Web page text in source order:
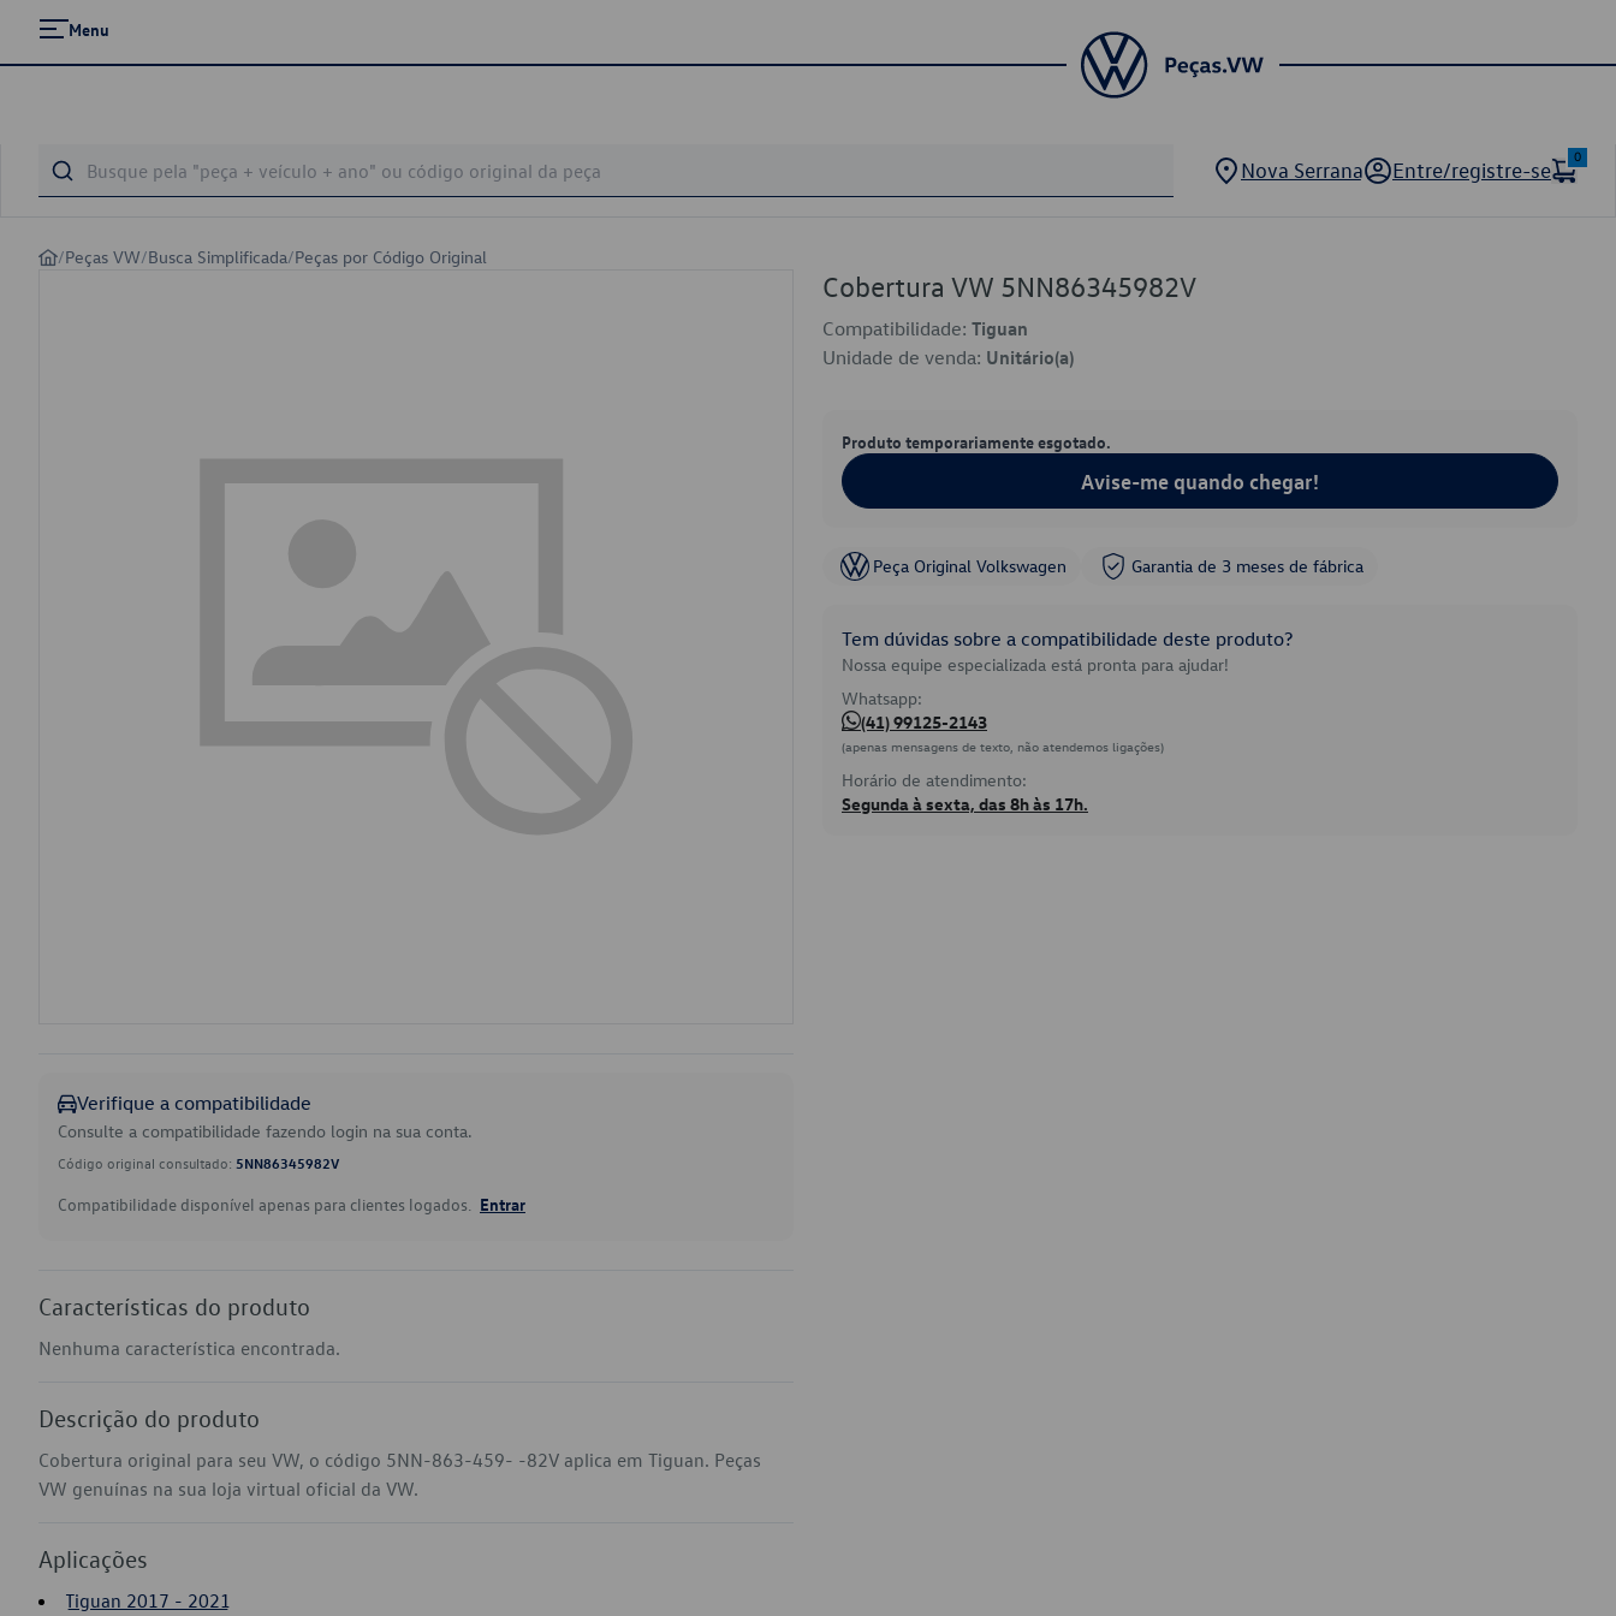
Menu
Nova Serrana Entre/registre-se
0
/Peças VW/Busca Simplificada/Peças por Código Original
Verifique a compatibilidade
Consulte a compatibilidade fazendo login na sua conta.
Código original consultado: 5NN86345982V
Compatibilidade disponível apenas para clientes logados. Entrar
Características do produto
Nenhuma característica encontrada.
Descrição do produto
Cobertura original para seu VW, o código 5NN-863-459- -82V aplica em Tiguan. Peças
VW genuínas na sua loja virtual oficial da VW.
Aplicações
Tiguan 2017 - 2021
Cobertura VW 5NN86345982V
Compatibilidade: Tiguan
Unidade de venda: Unitário(a)
Produto temporariamente esgotado.
Avise-me quando chegar!
Peça Original Volkswagen Garantia de 3 meses de fábrica
Tem dúvidas sobre a compatibilidade deste produto?
Nossa equipe especializada está pronta para ajudar!
Whatsapp:
(41) 99125-2143
(apenas mensagens de texto, não atendemos ligações)
Horário de atendimento:
Segunda à sexta, das 8h às 17h.